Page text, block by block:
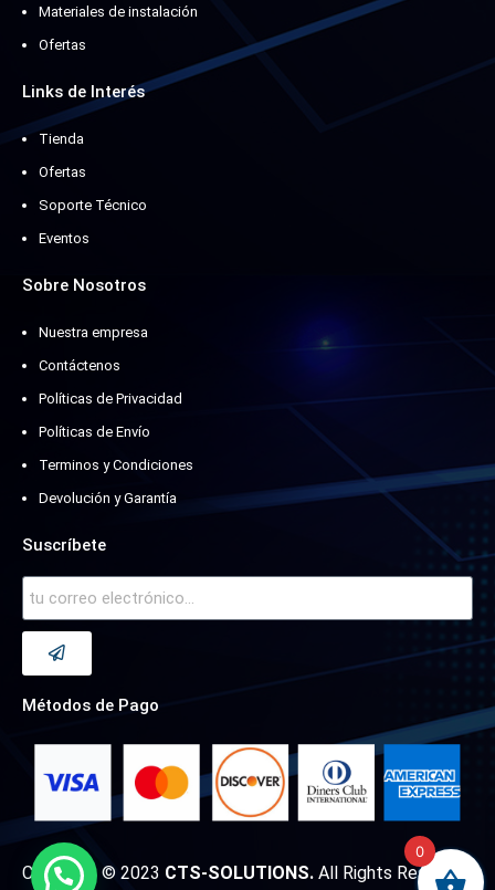
Materiales de instalación
Ofertas
Links de Interés
Tienda
Ofertas
Soporte Técnico
Eventos
Sobre Nosotros
Nuestra empresa
Contáctenos
Políticas de Privacidad
Políticas de Envío
Terminos y Condiciones
Devolución y Garantía
Suscríbete
Métodos de Pago
Copyright © 2023 CTS-SOLUTIONS.All Rights Reserved.
0